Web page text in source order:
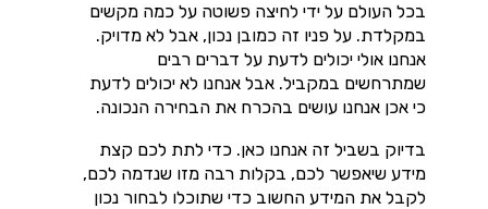
בכל העולם על ידי לחיצה פשוטה על כמה מקשים
במקלדת. על פניו זה כמובן נכון, אבל לא מדויק.
אנחנו אולי יכולים לדעת על דברים רבים
שמתרחשים במקביל. אבל אנחנו לא יכולים לדעת
כי אכן אנחנו עושים בהכרח את הבחירה הנכונה.
בדיוק בשביל זה אנחנו כאן. כדי לתת לכם קצת
מידע שיאפשר לכם, בקלות רבה מזו שנדמה לכם,
לקבל את המידע החשוב כדי שתוכלו לבחור נכון